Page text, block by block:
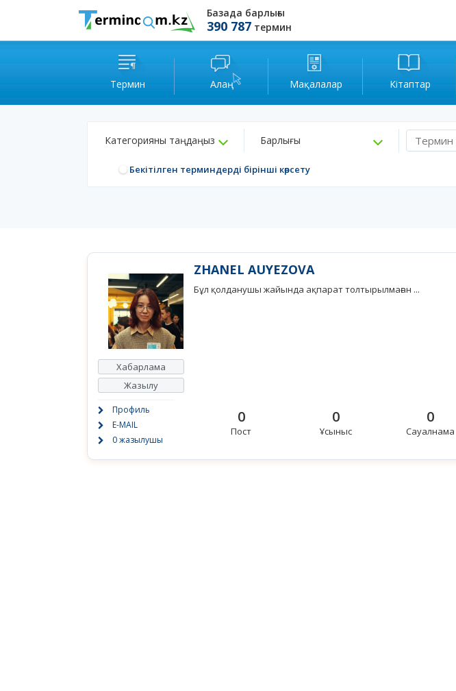
Базада барлығы
390 787 термин
Термин Алаң Мақалалар Кітаптар
Категорияны таңдаңыз Барлығы
Бекітілген терминдерді бірінші көрсету
Хабарлама
Жазылу
Профиль
E-MAIL
0 жазылушы
ZHANEL AUYEZOVA
Бұл қолданушы жайында ақпарат толтырылмаған ...
0
Пост
0
Ұсыныс
0
Сауалнама